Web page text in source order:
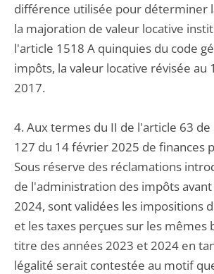
différence utilisée pour déterminer
la majoration de valeur locative
l'article 1518 A quinquies du code
impôts, la valeur locative révisée au
2017.
4. Aux termes du II de l'article 63 de
127 du 14 février 2025 de finances
Sous réserve des réclamations
de l'administration des impôts
2024, sont validées les impositions
et les taxes perçues sur les mêmes
titre des années 2023 et 2024 en
légalité serait contestée au motif